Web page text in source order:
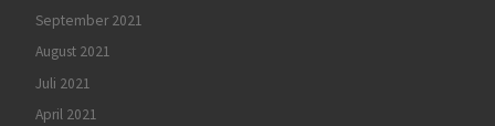
September 2021
August 2021
Juli 2021
April 2021